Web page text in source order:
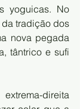
yoguicas. No
tradição dos
nova pegada
tântrico e sufi
direita